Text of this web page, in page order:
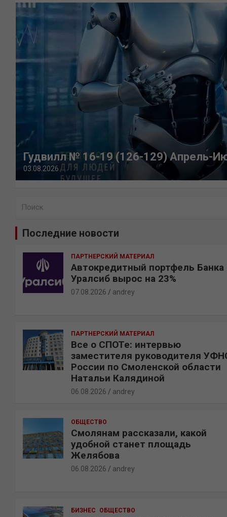
Гудвилл № 16-19 (126-129) Апрель-
03.08.2026
Последние новости
ПАРТНЕРСКИЙ МАТЕРИАЛ
Автокредитный портфель Банка
Уралсиб вырос на 23%
07.08.2026 andrey
ПАРТНЕРСКИЙ МАТЕРИАЛ
Все о СПОТе: интервью
заместителя руководителя
России по Смоленской области
Натальи Калядиной
06.08.2026 andrey
ОБЩЕСТВО
Смолянам рассказали, какой
удобной станет площадь
Желябова
06.08.2026 andrey
БИЗНЕС ОБЩЕСТВО